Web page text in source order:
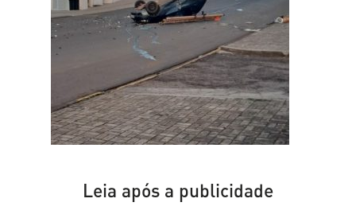
Leia após a publicidade